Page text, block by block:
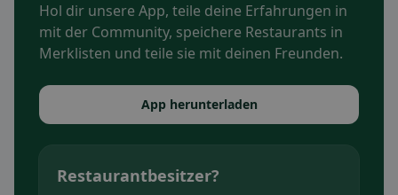
Hol dir unsere App, teile deine Erfahrungen in
mit der Community, speichere Restaurants in
Merklisten und teile sie mit deinen Freunden.
App herunterladen
Restaurantbesitzer?